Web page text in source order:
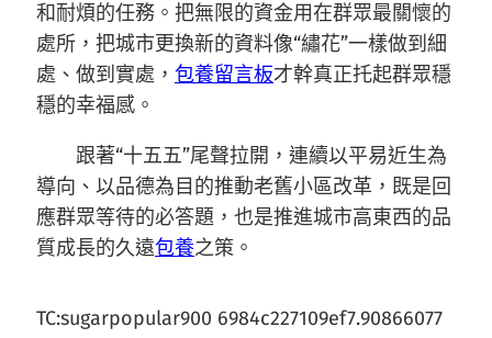
和耐煩的任務。把無限的資金用在群眾最關懷的
處所，把城市更換新的資料像“繡花”一樣做到細
處、做到實處， 包養留言板才幹真正托起群眾穩
穩的幸福感。
跟著“十五五”尾聲拉開，連續以平易近生為
導向、以品德為目的推動老舊小區改革，既是回
應群眾等待的必答題，也是推進城市高東西的品
質成長的久遠包養之策。
TC:sugarpopular900 6984c227109ef7.90866077